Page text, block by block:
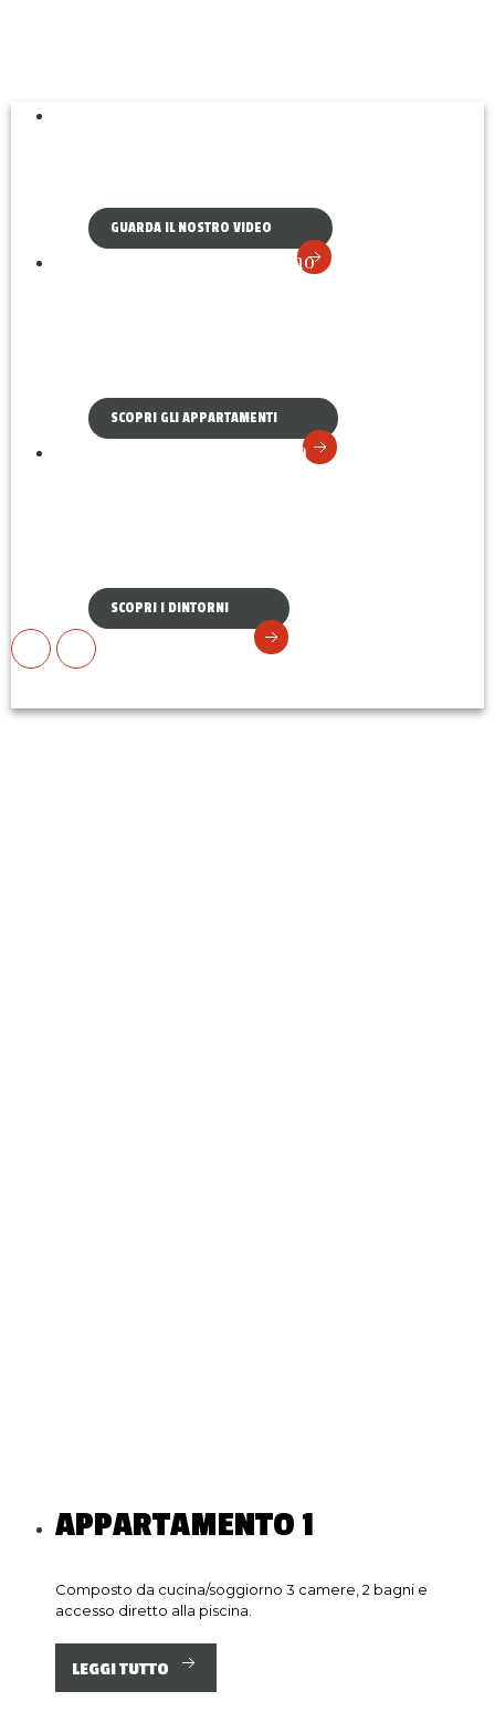
GUARDA IL NOSTRO VIDEO
Nel classico stile toscano
SCOPRI GLI APPARTAMENTI
Nel cuore della Toscana
SCOPRI I DINTORNI
APPARTAMENTO 1
Composto da cucina/soggiorno 3 camere, 2 bagni e
accesso diretto alla piscina.
LEGGI TUTTO